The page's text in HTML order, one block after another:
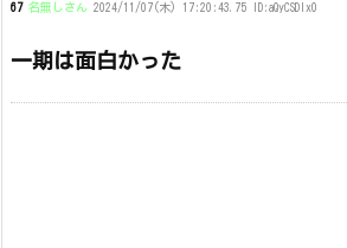
67 名無しさん 2024/11/07(木) 17:20:43.75 ID:aQyCSDlx0
一期は面白かった